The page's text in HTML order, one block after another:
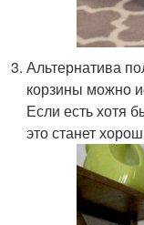
Альтернатива
корзины можно
Если есть хотя
это станет